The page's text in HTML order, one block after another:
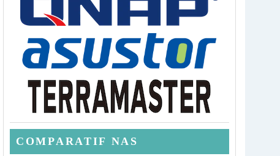
COMPARATIF NAS